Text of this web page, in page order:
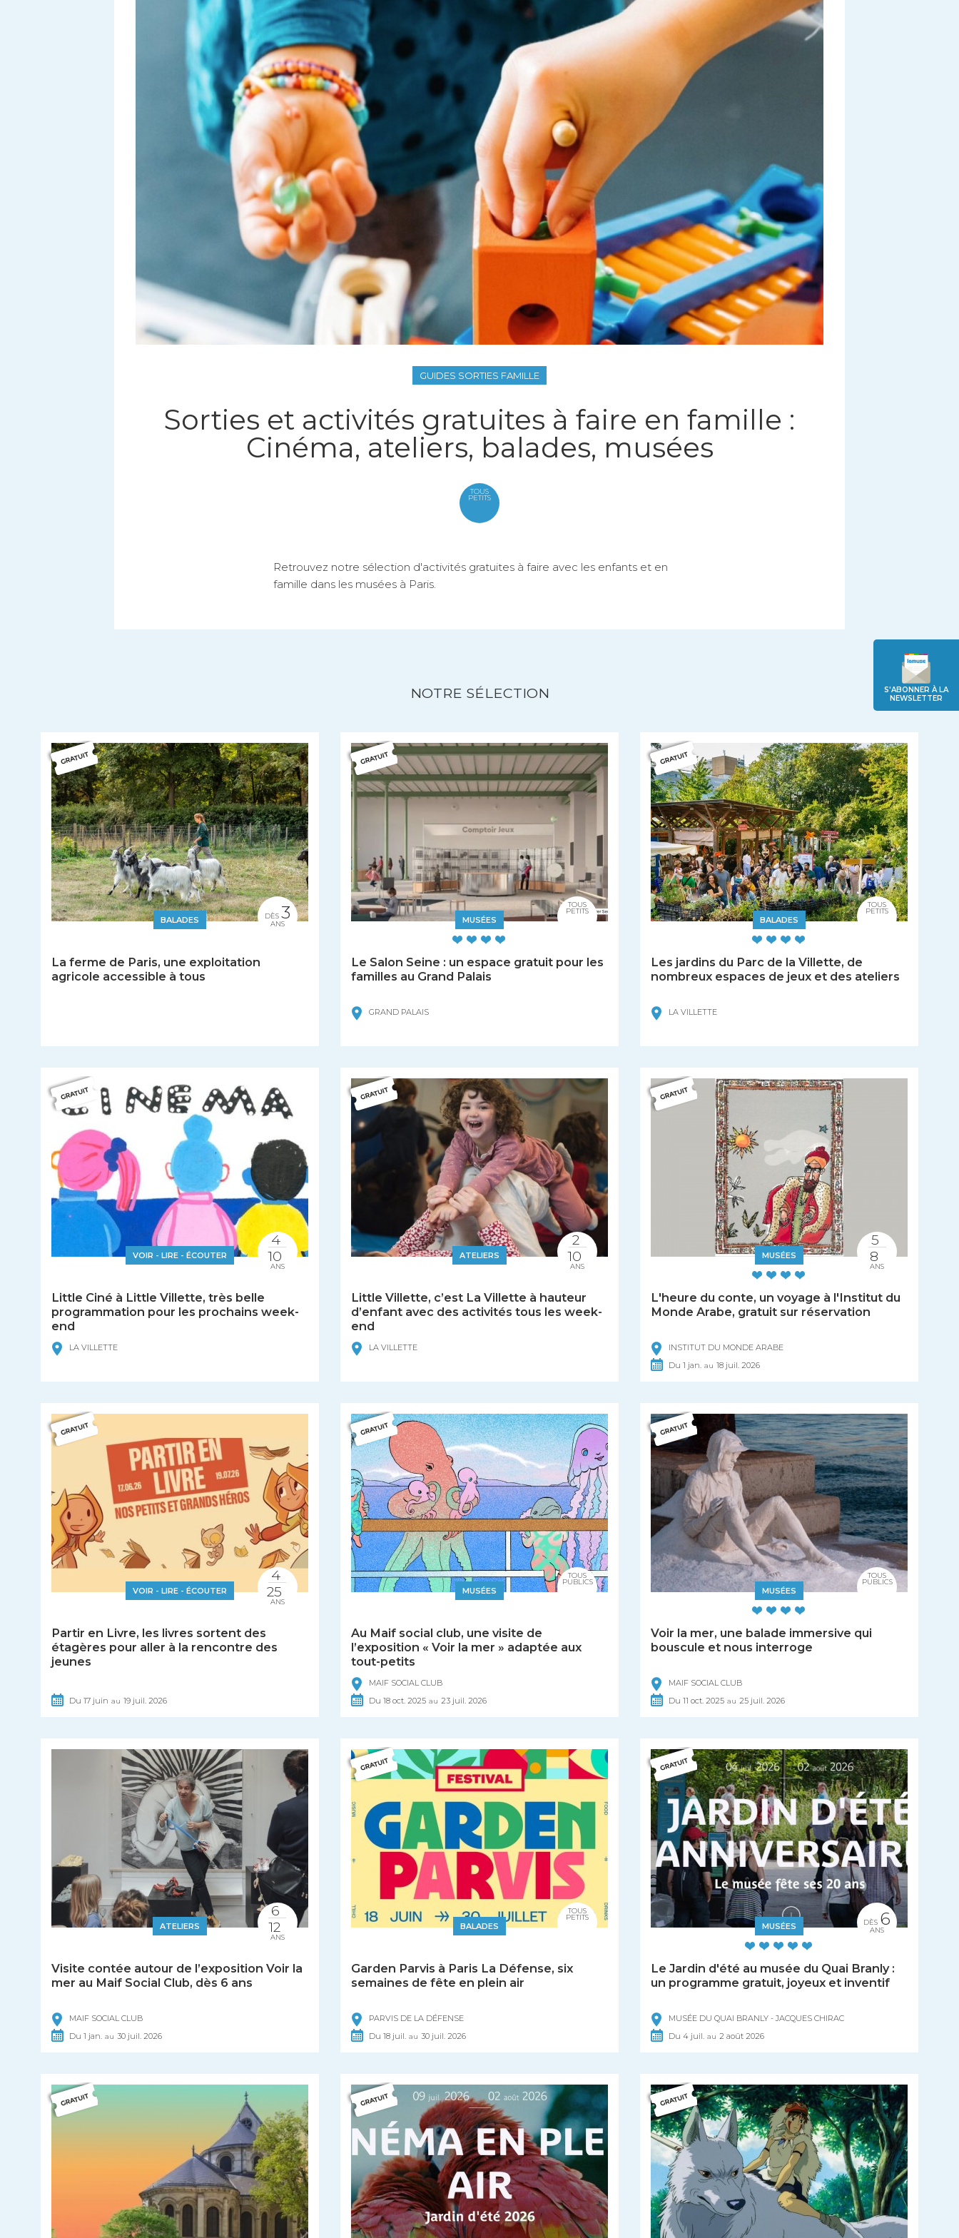
S'ABONNER À LA
NEWSLETTER
GUIDES SORTIES FAMILLE
Sorties et activités gratuites à faire en famille :
Cinéma, ateliers, balades, musées
TOUS
PETITS
Retrouvez notre sélection d'activités gratuites à faire avec les enfants et en
famille dans les musées à Paris.
NOTRE SÉLECTION
BALADES
La ferme de Paris, une exploitation
agricole accessible à tous
DÈS 3
ANS MUSÉES
Le Salon Seine : un espace gratuit pour les
familles au Grand Palais
GRAND PALAIS
TOUS
PETITS
BALADES
Les jardins du Parc de la Villette, de
nombreux espaces de jeux et des ateliers
LA VILLETTE
TOUS
PETITS
VOIR - LIRE - ÉCOUTER
Little Ciné à Little Villette, très belle
programmation pour les prochains week-
end
LA VILLETTE
4
10
ANS
ATELIERS
Little Villette, c’est La Villette à hauteur
d’enfant avec des activités tous les week-
end
LA VILLETTE
2
10
ANS
MUSÉES
L'heure du conte, un voyage à l'Institut du
Monde Arabe, gratuit sur réservation
INSTITUT DU MONDE ARABE
Du1 jan. au 18 juil. 2026
5
8
ANS
VOIR - LIRE - ÉCOUTER
Partir en Livre, les livres sortent des
étagères pour aller à la rencontre des
jeunes
Du 17 juin au 19 juil.2026
4
25
ANS
MUSÉES
Au Maif social club, une visite de
l’exposition « Voir la mer » adaptée aux
tout-petits
MAIF SOCIAL CLUB
Du 18 oct.2025 au 23 juil.2026
TOUS
PUBLICS
MUSÉES
Voir la mer, une balade immersive qui
bouscule et nous interroge
MAIF SOCIAL CLUB
Du11oct. 2025 au 25 juil. 2026
TOUS
PUBLICS
ATELIERS
Visite contée autour de l’exposition Voir la
mer au Maif Social Club, dès 6 ans
MAIF SOCIAL CLUB
Du 1 jan. au 30 juil.2026
6
12
ANS
BALADES
Garden Parvis à Paris La Défense, six
semaines de fête en plein air
PARVIS DE LA DÉFENSE
Du 18 juil. au 30 juil.2026
TOUS
PETITS
MUSÉES
Le Jardin d'été au musée du Quai Branly :
un programme gratuit, joyeux et inventif
MUSÉE DU QUAI BRANLY - JACQUES CHIRAC
Du4 juil. au 2août 2026
DÈS 6
ANS